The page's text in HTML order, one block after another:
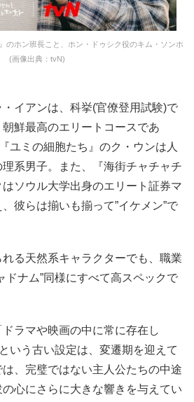
のホン班長こと、ホン・ドゥシク役のキム・ソンホ
(画像出典：tvN)
・イアンは、科挙(官僚登用試験)で
朝鮮最高のエリートコースであ
ユミの細胞たち』のク・ウンは人
系男子。また、『海街チャチャチ
ソウル大学出身のエリート証券マ
彼らは揃いも揃って”イケメン”で
る天然系キャラクターでも、職業
ドナム”同様にすべて高スペックで
ラマや映画の中に常に存在し
いう古い設定は、変遷期を迎えて
、完璧ではない主人公たちの中途
心にさらに大きな響きを与えてい